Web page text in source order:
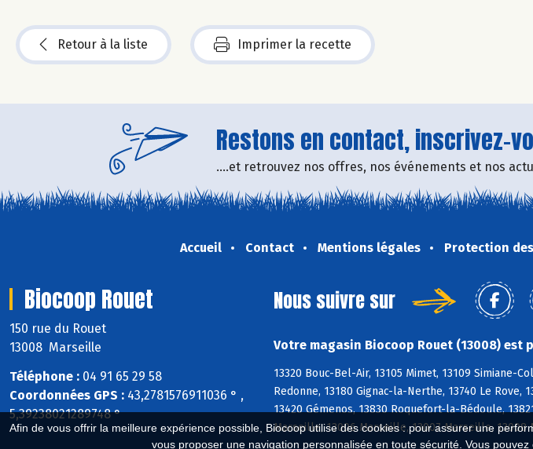
Afin de vous offrir la meilleure expérience possible, Biocoop utilise des cookies : pour assurer une
vous proposer une navigation personnalisée en toute sécurité. Vous
Retour à la liste Imprimer la recette
Restons en contact, inscrivez-
....et retrouvez nos offres, nos événements et nos
Accueil Contact Mentions légales Protection
Biocoop Rouet
150 rue du Rouet
13008 Marseille
Téléphone : 04 91 65 29 58
Coordonnées GPS : 43,2781576911036 ° ,
5,39238021289748 °
Nous suivre sur
Votre magasin Biocoop Rouet (13008) est
13320 Bouc-Bel-Air, 13105 Mimet, 13109 Simiane-
Redonne, 13180 Gignac-la-Nerthe, 13740 Le Rove,
13420 Gémenos, 13830 Roquefort-la-Bédoule,
Marseille, 13006 Marseille, 13007 Marseille,